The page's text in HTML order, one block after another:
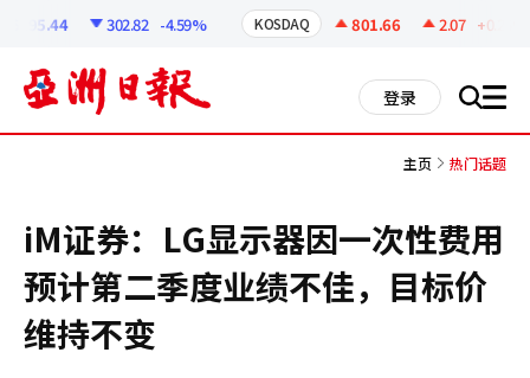
6295.44 302.82 -4.59% KOSDAQ 801.66 2.07 +0.26%
登录 搜 all
主页 热门话题
iM证券：LG显示器因一次性费用
预计第二季度业绩不佳，目标价
维持不变